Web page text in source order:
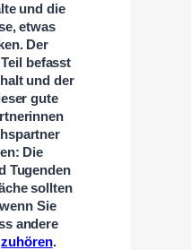
und die
etwas
Der
befasst
und der
gute
Die
Tugenden
sollten
Sie
andere
zuhören.